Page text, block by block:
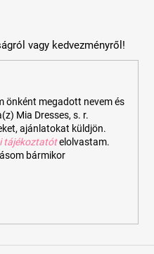
vagy kedvezményről!
önként megadott nevem és
Mia Dresses, s. r.
ajánlatokat küldjön.
tájékoztatót elolvastam.
bármikor